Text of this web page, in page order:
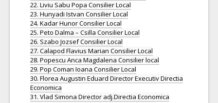
22. Liviu Sabu Popa Consilier Local
23. Hunyadi Istvan Consilier Local
24. Kadar Hunor Consilier Local
25. Peto Dalma – Csilla Consilier Local
26. Szabo Jozsef Consilier Local
27. Calapod Flavius Marian Consilier Local
28. Popescu Anca Magdalena Consilier local
29. Pop Coman Ioana Consilier Local
30. Florea Augustin Eduard Director Executiv Directia
Economica
31. Vlad Simona Director adj.Directia Economica